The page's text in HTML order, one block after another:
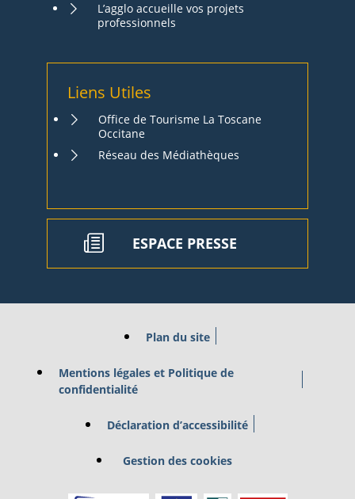
L’agglo accueille vos projets
professionnels
Liens Utiles
Office de Tourisme La Toscane
Occitane
Réseau des Médiathèques
ESPACE PRESSE
Plan du site
Mentions légales et Politique de
confidentialité
Déclaration d’accessibilité
Gestion des cookies